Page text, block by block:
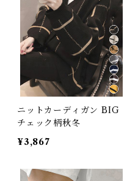
ニットカーディガン BIG
チェック柄秋冬
¥3,867